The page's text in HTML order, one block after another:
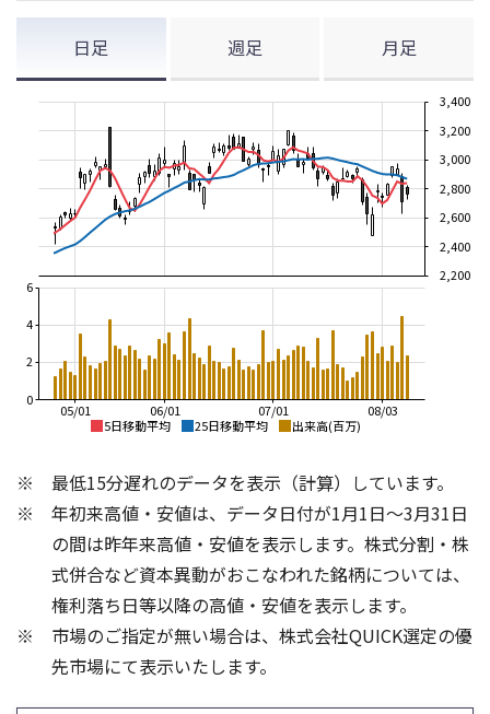
日足 週足 月足
5日移動平均 25日移動平均 出来高(百万)
08/03
07/01
06/01
05/01
2,200
2,400
2,600
2,800
3,000
3,200
3,400
0
2
4
6
1,000
2,000
2,500
3,000
2
4
500
1,500
2,000
2,500
3,000
6
最低15分遅れのデータを表示（計算）しています。
年初来高値・安値は、データ日付が1月1日～3月31日
の間は昨年来高値・安値を表示します。株式分割・株
式併合など資本異動がおこなわれた銘柄については、
権利落ち日等以降の高値・安値を表示します。
市場のご指定が無い場合は、株式会社QUICK選定の優
先市場にて表示いたします。